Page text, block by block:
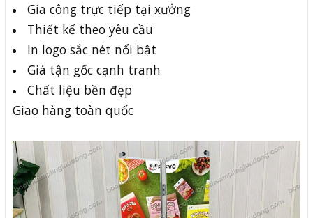
Gia công trực tiếp tại xưởng
Thiết kế theo yêu cầu
In logo sắc nét nổi bật
Giá tận gốc cạnh tranh
Chất liệu bền đẹp
Giao hàng toàn quốc